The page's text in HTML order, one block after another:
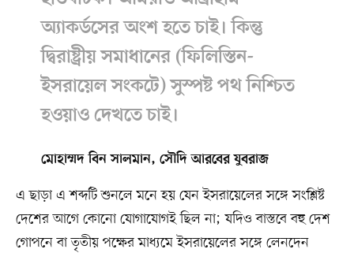
অ্যাকর্ডসের অংশ হতে চাই। কিন্তু
দ্বিরাষ্ট্রীয় সমাধানের (ফিলিস্তিন-
ইসরায়েল সংকটে) সুস্পষ্ট পথ নিশ্চিত
হওয়াও দেখতে চাই।
মোহাম্মদ বিন সালমান, সৌদি আরবের যুবরাজ
এ ছাড়া এ শব্দটি শুনলে মনে হয় যেন ইসরায়েলের সঙ্গে সংশ্লিষ্ট
দেশের আগে কোনো যোগাযোগই ছিল না; যদিও বাস্তবে বহু দেশ
গোপনে বা তৃতীয় পক্ষের মাধ্যমে ইসরায়েলের সঙ্গে লেনদেন